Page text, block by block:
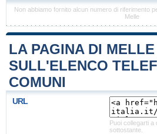
Non abbiamo fornito alcun numero di riferimento
Melle
LA PAGINA DI MELLE
SULL'ELENCO
COMUNI
URL
Puoi collegarti a
sottostante.